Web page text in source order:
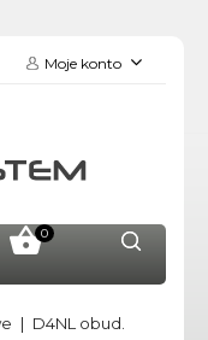
Moje konto
0
D4NL obud.